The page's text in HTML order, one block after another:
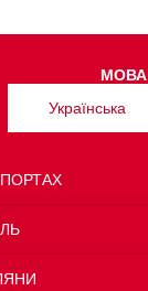
МОВА
Українська